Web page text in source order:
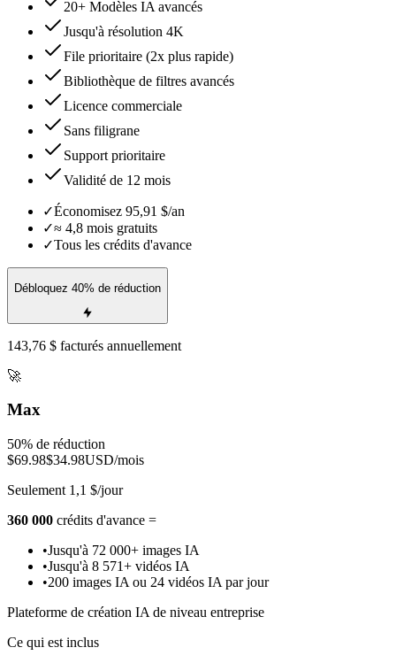
20+ Modèles IA avancés
Jusqu'à résolution 4K
File prioritaire (2x plus rapide)
Bibliothèque de filtres avancés
Licence commerciale
Sans filigrane
Support prioritaire
Validité de 12 mois
✓Économisez 95,91 $/an
✓≈ 4,8 mois gratuits
✓Tous les crédits d'avance
Débloquez 40% de réduction
143,76 $ facturés annuellement
🚀
Max
50% de réduction
$69.98$34.98USD/mois
Seulement 1,1 $/jour
360 000 crédits d'avance =
•Jusqu'à 72 000+ images IA
•Jusqu'à 8 571+ vidéos IA
•200 images IA ou 24 vidéos IA par jour
Plateforme de création IA de niveau entreprise
Ce qui est inclus